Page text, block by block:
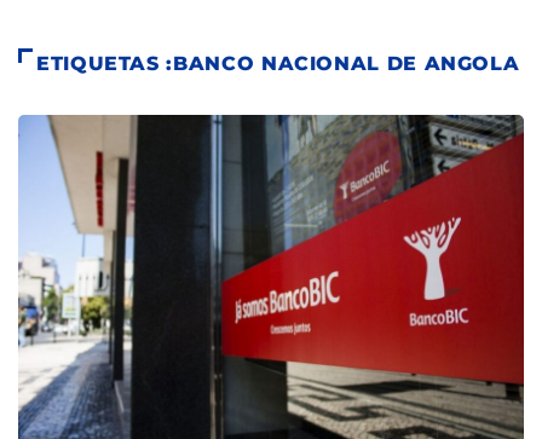
ETIQUETAS :BANCO NACIONAL DE ANGOLA